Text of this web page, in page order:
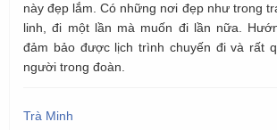
này đẹp lắm. Có những nơi đẹp như trong
linh, đi một lần mà muốn đi lần nữa.
đảm bảo được lịch trình chuyến đi và rất
người trong đoàn.
Trà Minh